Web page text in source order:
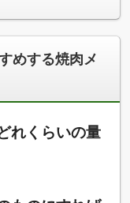
めする焼肉メ
れくらいの量